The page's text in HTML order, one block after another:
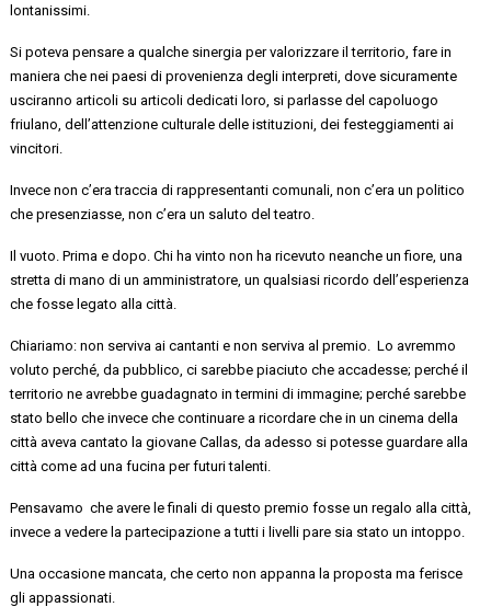
lontanissimi.
Si poteva pensare a qualche sinergia per valorizzare il territorio, fare in
maniera che nei paesi di provenienza degli interpreti, dove sicuramente
usciranno articoli su articoli dedicati loro, si parlasse del capoluogo
friulano, dell’attenzione culturale delle istituzioni, dei festeggiamenti ai
vincitori.
Invece non c’era traccia di rappresentanti comunali, non c’era un politico
che presenziasse, non c’era un saluto del teatro.
Il vuoto. Prima e dopo. Chi ha vinto non ha ricevuto neanche un fiore, una
stretta di mano di un amministratore, un qualsiasi ricordo dell’esperienza
che fosse legato alla città.
Chiariamo: non serviva ai cantanti e non serviva al premio . Lo avremmo
voluto perché, da pubblico, ci sarebbe piaciuto che accadesse;perché il
territorio ne avrebbe guadagnato in termini di immagine; perché sarebbe
stato bello che invece che continuare a ricordare che in un cinema della
città aveva cantato la giovane Callas, da adesso si potesse guardare alla
città come ad una fucina per futuri talenti.
Pensavamo che avere le finali di questo premio fosse unregalo alla città
invece avedere lapartecipazionea tutti i livelli pare sia stato un intoppo
Una occasione mancata, che certo non appanna la proposta ma ferisce
gli appassionati.